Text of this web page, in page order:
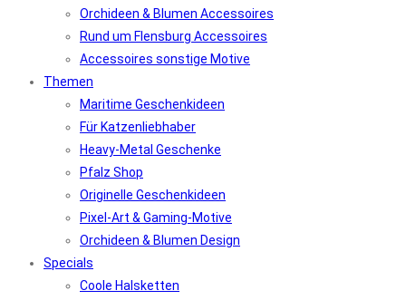
Orchideen & Blumen Accessoires
Rund um Flensburg Accessoires
Accessoires sonstige Motive
Themen
Maritime Geschenkideen
Für Katzenliebhaber
Heavy-Metal Geschenke
Pfalz Shop
Originelle Geschenkideen
Pixel-Art & Gaming-Motive
Orchideen & Blumen Design
Specials
Coole Halsketten